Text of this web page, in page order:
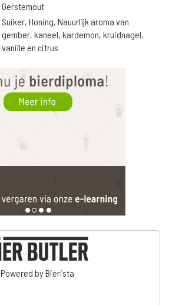
Gerstemout
Suiker, Honing, Nauurlijk aroma van
gember, kaneel, kardemon, kruidnagel,
vanille en citrus
Powered by Bierista